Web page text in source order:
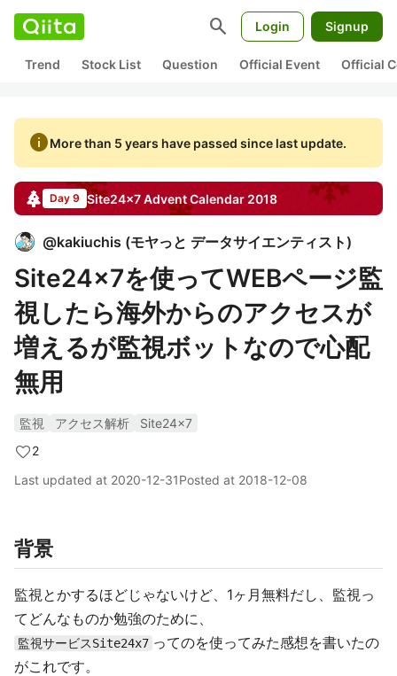
search Login Signup
Trend Stock List Question Official Event Official
infoMore than 5 years have passed since last update.
Day 9 Site24x7Advent Calendar 2018
@kakiuchis (モヤっと データサイエンティスト)
Site24x7を使ってWEBページ監
視したら海外からのアクセスが
増えるが監視ボットなので心配
無用
監視 アクセス解析
Site24x7
2
Last updated at 2020-12-31Posted at 2018-12-08
背景
監視とかするほどじゃないけど、1ヶ月無料だし、監視っ
てどんなものか勉強のために、
監視サービスSite24x7 ってのを使ってみた感想を書いたの
がこれです。